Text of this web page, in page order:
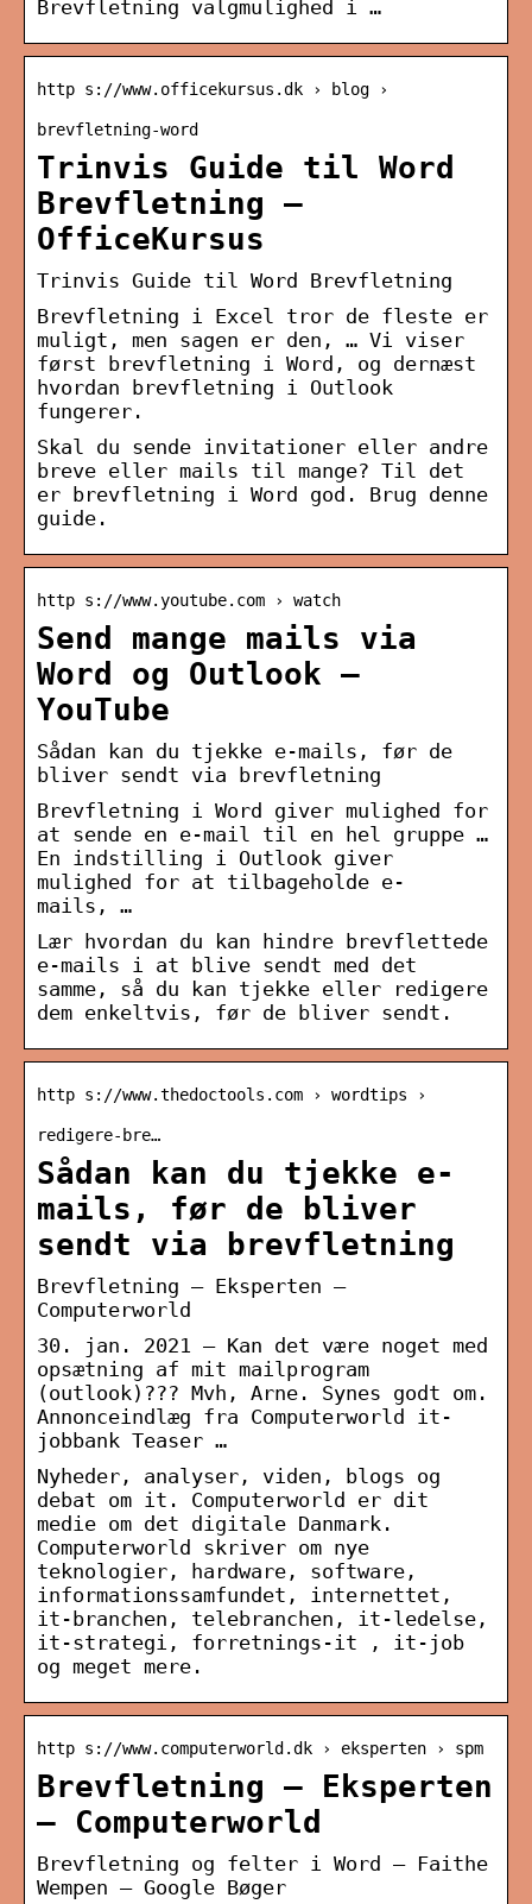
Brevfletning valgmulighed i …
http s://www.officekursus.dk › blog ›
brevfletning-word
Trinvis Guide til Word
Brevfletning –
OfficeKursus
Trinvis Guide til Word Brevfletning
Brevfletning i Excel tror de fleste er
muligt, men sagen er den, … Vi viser
først brevfletning i Word, og dernæst
hvordan brevfletning i Outlook
fungerer.
Skal du sende invitationer eller andre
breve eller mails til mange? Til det
er brevfletning i Word god. Brug denne
guide.
http s://www.youtube.com › watch
Send mange mails via
Word og Outlook –
YouTube
Sådan kan du tjekke e-mails, før de
bliver sendt via brevfletning
Brevfletning i Word giver mulighed for
at sende en e-mail til en hel gruppe …
En indstilling i Outlook giver
mulighed for at tilbageholde e-
mails, …
Lær hvordan du kan hindre brevflettede
e-mails i at blive sendt med det
samme, så du kan tjekke eller redigere
dem enkeltvis, før de bliver sendt.
http s://www.thedoctools.com › wordtips ›
redigere-bre…
Sådan kan du tjekke e-
mails, før de bliver
sendt via brevfletning
Brevfletning – Eksperten –
Computerworld
30. jan. 2021 — Kan det være noget med
opsætning af mit mailprogram
(outlook)??? Mvh, Arne. Synes godt om.
Annonceindlæg fra Computerworld it-
jobbank Teaser …
Nyheder, analyser, viden, blogs og
debat om it. Computerworld er dit
medie om det digitale Danmark.
Computerworld skriver om nye
teknologier, hardware, software,
informationssamfundet, internettet,
it-branchen, telebranchen, it-ledelse,
it-strategi, forretnings-it , it-job
og meget mere.
http s://www.computerworld.dk › eksperten › spm
Brevfletning – Eksperten
– Computerworld
Brevfletning og felter i Word – Faithe
Wempen – Google Bøger